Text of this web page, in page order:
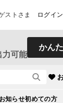
ストさま ログイン
力可能
かん
お知らせ初めての方